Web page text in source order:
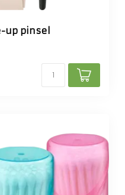
up pinsel